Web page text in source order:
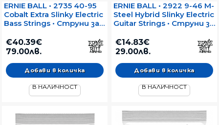
ERNIE BALL • 2735 40-95
Cobalt Extra Slinky Electric
Bass Strings • Струни за
€40.39€
79.00лв.
В НАЛИЧНОСТ
ERNIE BALL • 2922 9-46 M-
Steel Hybrid Slinky Electric
Guitar Strings • Струни за
€14.83€
29.00лв.
В НАЛИЧНОСТ